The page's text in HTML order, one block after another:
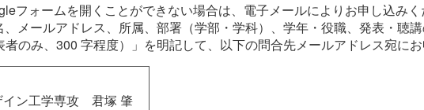
フォームを開くことができない場合は、電子メールによりお申し込み
メールアドレス、所属、部署（学部・学科）、学年・役職、発表・聴
のみ、300 字程度）」を明記して、以下の問合先メールアドレス宛にお
イン工学専攻 君塚 肇